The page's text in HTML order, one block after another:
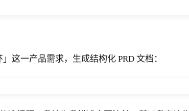
这一产品需求，生成结构化 PRD 文档：